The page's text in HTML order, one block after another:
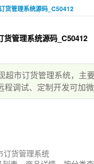
货管理系统源码_C50412
管理系统源码_C50412
超市订货管理系统，主
程调试、定制开发可加
订货管理系统